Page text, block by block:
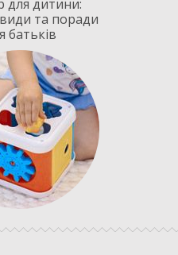
для дитини:
та поради
батьків